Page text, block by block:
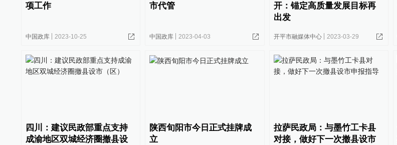
项工作
中国政库 2023-10-25
市代管
中国政库 2023-04-03
开：锚定高质量发展目标再
出发
开平市融媒体中心 2023-03-29
四川：建议民政部重点支持
成渝地区双城经济圈撤县设
陕西旬阳市今日正式挂牌成
立
拉萨民政局：与墨竹工卡县
对接，做好下一次撤县设市